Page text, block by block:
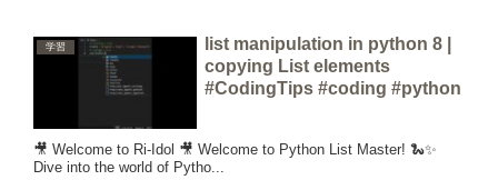
学習
list manipulation in python 8 |
copying List elements
#CodingTips #coding #python
🎥 Welcome to Ri-Idol 🎥 Welcome to Python List Master! 🐍✨
Dive into the world of Pytho...